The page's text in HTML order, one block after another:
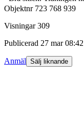
Objektnr 723 768 939
Visningar 309
Publicerad 27 mar 08:42
Anmäl Sälj liknande